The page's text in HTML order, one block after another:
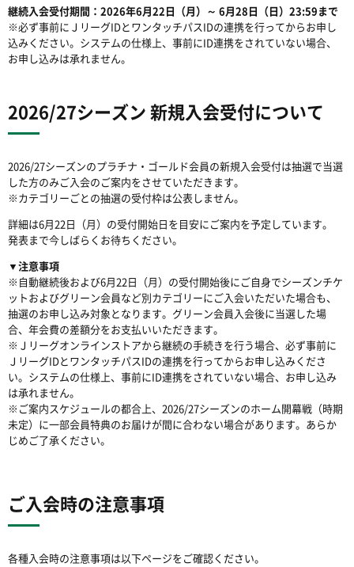
継続入会受付期間：2026年6月22日（月）～ 6月28日（日）23:59まで
※必ず事前にＪリーグIDとワンタッチパスIDの連携を行ってからお申し
込みください。システムの仕様上、事前にID連携をされていない場合、
お申し込みは承れません。
2026/27シーズン 新規入会受付について
2026/27シーズンのプラチナ・ゴールド会員の新規入会受付は抽選で当選
した方のみご入会のご案内をさせていただきます。
※カテゴリーごとの抽選の受付枠は公表しません。
詳細は6月22日（月）の受付開始日を目安にご案内を予定しています。
発表まで今しばらくお待ちください。
▼注意事項
※自動継続後および6月22日（月）の受付開始後にご自身でシーズンチケ
ットおよびグリーン会員など別カテゴリーにご入会いただいた場合も、
抽選のお申し込み対象となります。グリーン会員入会後に当選した場
合、年会費の差額分をお支払いいただきます。
※Ｊリーグオンラインストアから継続の手続きを行う場合、必ず事前に
ＪリーグIDとワンタッチパスIDの連携を行ってからお申し込みくださ
い。システムの仕様上、事前にID連携をされていない場合、お申し込み
は承れません。
※ご案内スケジュールの都合上、2026/27シーズンのホーム開幕戦（時期
未定）に一部会員特典のお届けが間に合わない場合があります。あらか
じめご了承ください。
ご入会時の注意事項
各種入会時の注意事項は以下ページをご確認ください。